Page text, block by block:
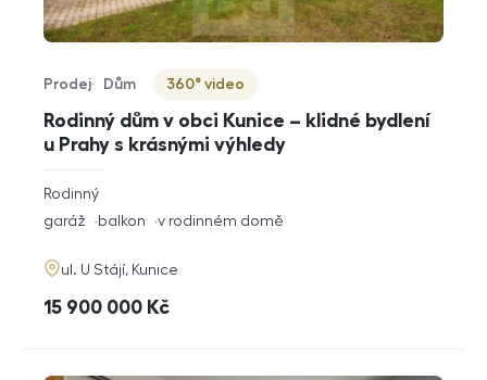
Rodinný dům v obci Kunice – klidné bydlení
u Prahy s krásnými výhledy
Typ nabídky
Prodej
Typ nemovitosti
Dům
Virtuální prohlídka
360° video
rozměry
dispozice
Rodinný
funkce
garáž balkon v rodinném domě
adresa
ul. U Stájí, Kunice
cena
15 900 000 Kč